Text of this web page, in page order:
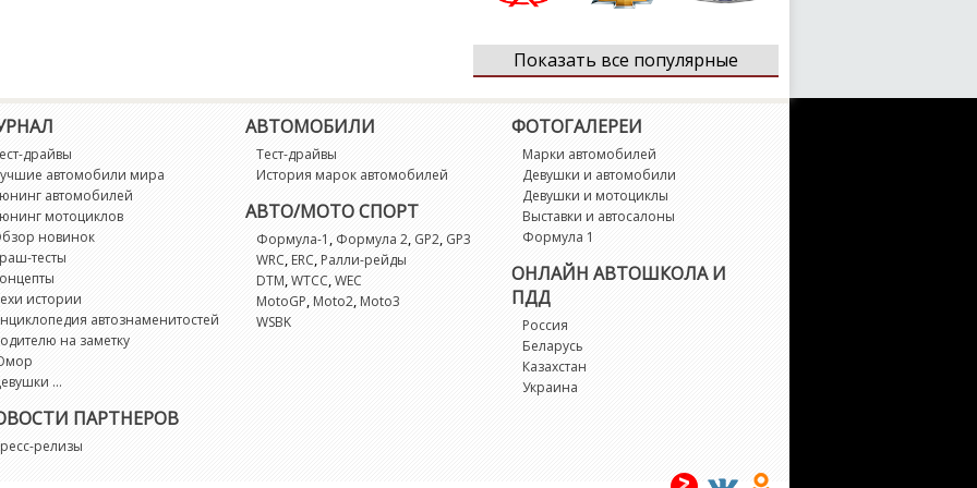
Citroen Dacia
Daihatsu Datsun
DS Ferrari Fiat
Fisker
Показать все популярные
драйвы
автомобили мира
автомобилей
мотоциклов
новинок
тесты
истории
автознаменитостей
на заметку
...
ПАРТНЕРОВ
релизы
АВТОМОБИЛИ
Тест-драйвы
История марок автомобилей
АВТО/МОТО СПОРТ
Формула-1 , Формула 2, GP2, GP3
WRC,ERC,Ралли-рейды
DTM,WTCC,WEC
MotoGP,Moto2,Moto3
WSBK
ФОТОГАЛЕРЕИ
Марки автомобилей
Девушки и автомобили
Девушки и мотоциклы
Выставки и автосалоны
Формула 1
ОНЛАЙН АВТОШКОЛА И
ПДД
Россия
Беларусь
Казахстан
Украина